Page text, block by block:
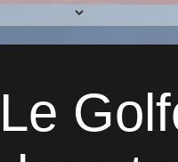
Le